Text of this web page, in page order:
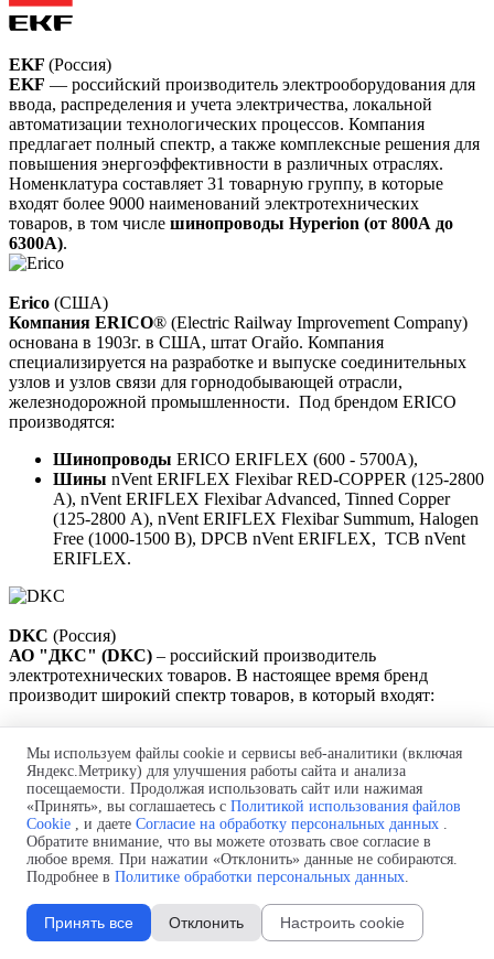
EKF (Россия)
EKF — российский производитель электрооборудования для
ввода, распределения и учета электричества, локальной
автоматизации технологических процессов. Компания
предлагает полный спектр, а также комплексные решения для
повышения энергоэффективности в различных отраслях.
Номенклатура составляет 31 товарную группу, в которые
входят более 9000 наименований электротехнических
товаров, в том числе шинопроводы Hyperion (от 800А до
6300А).
Erico (США)
Компания ERICO® (Electric Railway Improvement Company)
основана в 1903г. в США, штат Огайо. Компания
специализируется на разработке и выпуске соединительных
узлов и узлов связи для горнодобывающей отрасли,
железнодорожной промышленности. Под брендом ERICO
производятся:
Шинопроводы ERICO ERIFLEX (600 - 5700А),
Шины nVent ERIFLEX Flexibar RED-COPPER (125-2800
А), nVent ERIFLEX Flexibar Advanced, Tinned Copper
(125-2800 А), nVent ERIFLEX Flexibar Summum, Halogen
Free (1000-1500 В), DPCB nVent ERIFLEX, ТСВ nVent
ERIFLEX.
DKC (Россия)
АО "ДКС" (DKC) – российский производитель
электротехнических товаров. В настоящее время бренд
производит широкий спектр товаров, в который входят:
Осветительные шинопроводы:Lightech (25-40A)
Распределительные шинопроводы: Distritech (160-800
A), Powertech (630-6300 A)
Gersan (Турция)
Турецкая компания «Герсан Электрик А.Ш.» с 1980 года
проектирует и выпускает шинопроводные системы,
кабеленесущие конструкции, системы заземления, кабельные
лотки и другую электротехническую продукцию.В
Мы используем файлы cookie и сервисы веб-аналитики (включая
Яндекс.Метрику) для улучшения работы сайта и анализа
посещаемости. Продолжая использовать сайт или нажимая
«Принять», вы соглашаетесь с Политикой использования файлов
Cookie , и даете Согласие на обработку персональных данных .
Обратите внимание, что вы можете отозвать свое согласие в
любое время. При нажатии «Отклонить» данные не собираются.
Подробнее в Политике обработки персональных данных.
Принять все Отклонить Настроить cookie